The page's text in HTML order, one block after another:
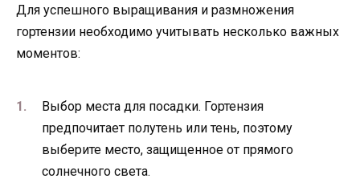
Для успешного выращивания и размножения
гортензии необходимо учитывать несколько важных
моментов:
Выбор места для посадки. Гортензия
предпочитает полутень или тень, поэтому
выберите место, защищенное от прямого
солнечного света.